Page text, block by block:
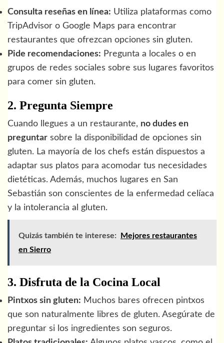
Consulta reseñas en línea: Utiliza plataformas como
TripAdvisor o Google Maps para encontrar
restaurantes que ofrezcan opciones sin gluten.
Pide recomendaciones: Pregunta a locales o en
grupos de redes sociales sobre sus lugares favoritos
para comer sin gluten.
2. Pregunta Siempre
Cuando llegues a un restaurante, no dudes en
preguntar sobre la disponibilidad de opciones sin
gluten. La mayoría de los chefs están dispuestos a
adaptar sus platos para acomodar tus necesidades
dietéticas. Además, muchos lugares en San
Sebastián son conscientes de la enfermedad celíaca
y la intolerancia al gluten.
Quizás también te interese:
Mejores restaurantes
en Sierro
3. Disfruta de la Cocina Local
Pintxos sin gluten: Muchos bares ofrecen pintxos
que son naturalmente libres de gluten. Asegúrate de
preguntar si los ingredientes son seguros.